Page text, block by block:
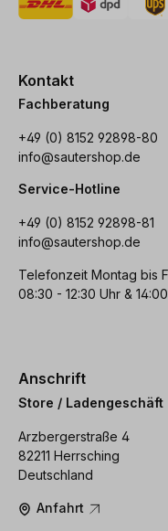
Kontakt
Fachberatung
+49 (0) 8152 92898-80
info@sautershop.de
Service-Hotline
+49 (0) 8152 92898-81
info@sautershop.de
Telefonzeit Montag bis
08:30 - 12:30 Uhr &
Anschrift
Store / Ladengeschäft
Arzbergerstraße 4
82211 Herrsching
Deutschland
Anfahrt